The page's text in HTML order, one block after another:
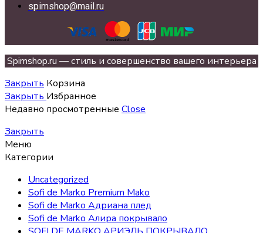
spimshop@mail.ru
Spimshop.ru — стиль и совершенство вашего интерьера
Закрыть Корзина
ЗакрытьИзбранное
Недавно просмотренные Close
Закрыть
Меню
Категории
Uncategorized
Sofi de Marko Premium Mako
Sofi de Marko Адриана плед
Sofi de Marko Алира покрывало